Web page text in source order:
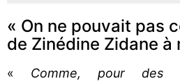
« On ne pouvait pas
de Zinédine Zidane à
« Comme, pour des